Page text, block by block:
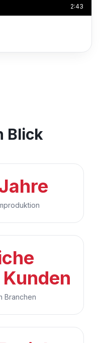
2:43
Blick
Branchen